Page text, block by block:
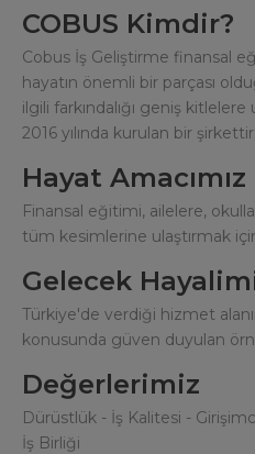
COBUS Kimdir?
Cobus İş Geliştirme finansal
hayatın önemli bir parçası
ilgili farkındalığı geniş kitlelere
2016 yılında kurulan bir şirkettir.
Hayat Amacımız
Finansal eğitimi, ailelere,
tüm kesimlerine ulaştırmak için
Gelecek
Türkiye'de verdiği hizmet
konusunda güven duyulan
Değerlerimiz
Dürüstlük - İş Kalitesi -
İş Birliği